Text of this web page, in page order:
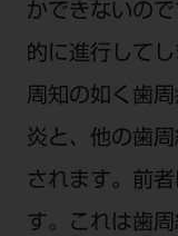
かできないの
的に進行してし
周知の如く歯
炎と、他の歯
されます。前
す。これは歯